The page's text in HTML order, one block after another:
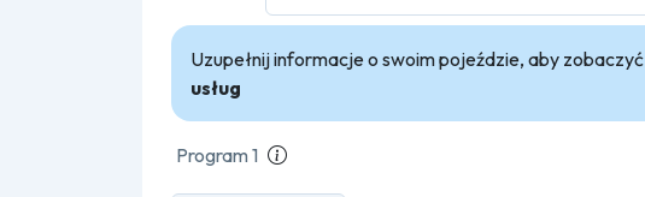
Uzupełnij informacje o swoim pojeździe, aby zobaczyć
usług
Program 1